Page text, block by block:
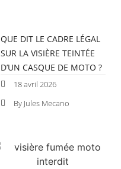
QUE DIT LE CADRE LÉGAL
SUR LA VISIÈRE TEINTÉE
D’UN CASQUE DE MOTO ?
18 avril 2026
By Jules Mecano